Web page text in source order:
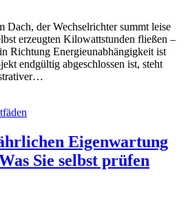
Dach, der Wechselrichter summt leise
erzeugten Kilowattstunden fließen –
Richtung Energieunabhängigkeit ist
endgültig abgeschlossen ist, steht
Eigenwartung
Sie selbst prüfen